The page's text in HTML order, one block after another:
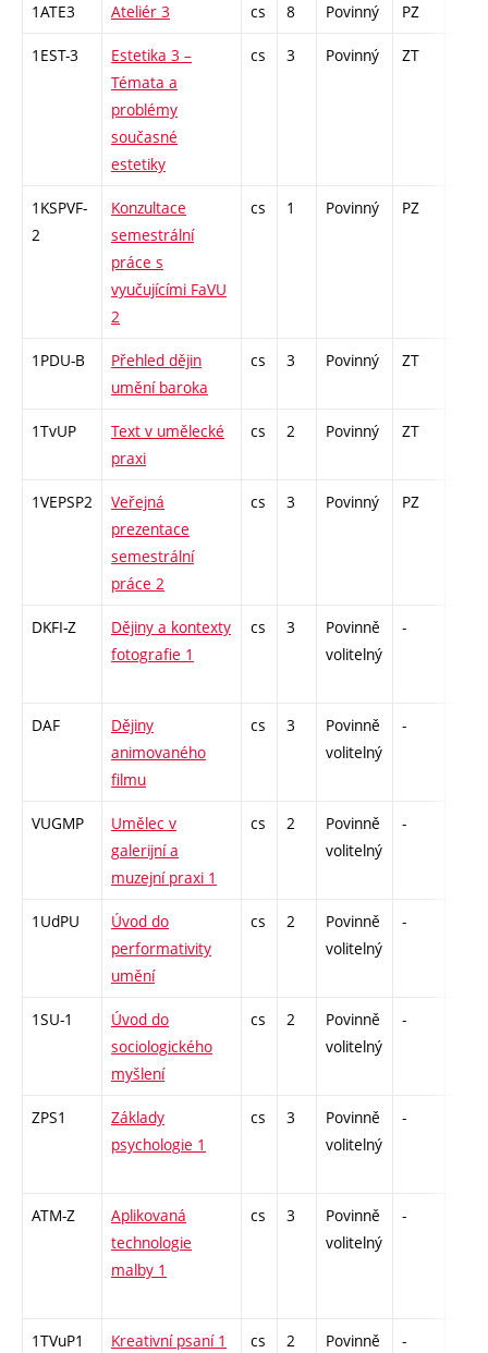
1ATE3 Ateliér 3 cs 8 Povinný PZ
1EST-3
Estetika 3 –
Témata a
problémy
současné
estetiky
cs 3 Povinný ZT
1KSPVF-
2
Konzultace
semestrální
práce s
vyučujícími FaVU
2
cs 1 Povinný PZ
1PDU-B
Přehled dějin
umění baroka
cs 3 Povinný ZT
1TvUP
Text v umělecké
praxi
cs 2 Povinný ZT
1VEPSP2
Veřejná
prezentace
semestrální
práce 2
cs 3 Povinný PZ
DKFI-Z
Dějiny a kontexty
fotografie 1
cs 3
Povinně
volitelný
-
DAF
Dějiny
animovaného
filmu
cs 3
Povinně
volitelný
-
VUGMP
Umělec v
galerijní a
muzejní praxi 1
cs 2
Povinně
volitelný
-
1UdPU
Úvod do
performativity
umění
cs 2
Povinně
volitelný
-
1SU-1
Úvod do
sociologického
myšlení
cs 2
Povinně
volitelný
-
ZPS1
Základy
psychologie 1
cs 3
Povinně
volitelný
-
ATM-Z
Aplikovaná
technologie
malby 1
cs 3
Povinně
volitelný
-
1TVuP1 Kreativní psaní 1 cs 2
Povinně
-